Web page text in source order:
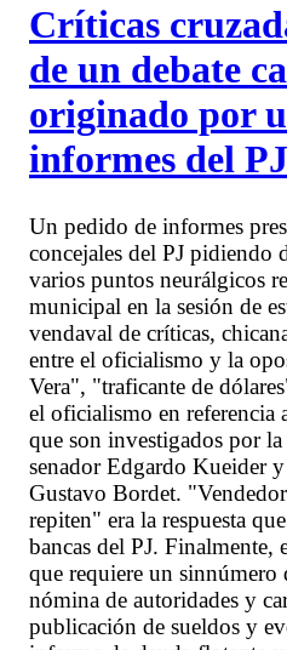
Críticas
de un debate
originado por
informes del PJ
Un pedido de informes
concejales del PJ pidiendo
varios puntos neurálgicos
municipal en la sesión de
vendaval de críticas,
entre el oficialismo y la
Vera", "traficante de
el oficialismo en referencia
que son investigados por
senador Edgardo Kueider
Gustavo Bordet.
repiten" era la respuesta
bancas del PJ. Finalmente,
que requiere un sinnúmero
nómina de autoridades y
publicación de sueldos y